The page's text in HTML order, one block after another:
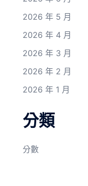
2026 年 5 月
2026 年 4 月
2026 年 3 月
2026 年 2 月
2026 年 1 月
分類
分數